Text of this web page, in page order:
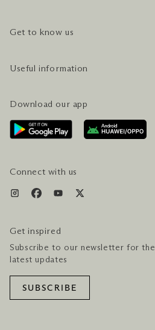
Get to know us
CAREERS
CONTACT US
AWARDS & ACCOLADES
Useful information
PLAN YOUR VISIT
GETTING HERE
SERVICES & AMENITIES
Download our app
Connect with us
Get inspired
Subscribe to our newsletter for the
latest updates
SUBSCRIBE